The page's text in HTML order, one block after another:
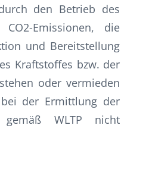
den Betrieb des
Emissionen, die
und Bereitstellung
Kraftstoffes bzw. der
oder vermieden
der Ermittlung der
gemäß WLTP nicht